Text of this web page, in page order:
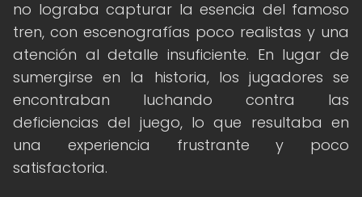
no lograba capturar la esencia del famoso
tren, con escenografías poco realistas y una
atención al detalle insuficiente. En lugar de
sumergirse en la historia, los jugadores se
encontraban luchando contra las
deficiencias del juego, lo que resultaba en
una experiencia frustrante y poco
satisfactoria.